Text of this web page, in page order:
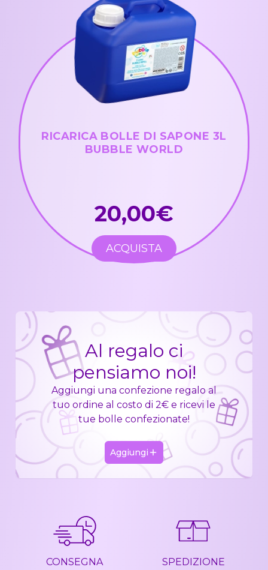
RICARICA BOLLE DI SAPONE 3L
BUBBLE WORLD
20,00€
ACQUISTA
Al regalo ci
pensiamo noi!
Aggiungi una confezione regalo al
tuo ordine al costo di 2€ e ricevi le
tue bolle confezionate!
Aggiungi
CONSEGNA
SPEDIZIONE